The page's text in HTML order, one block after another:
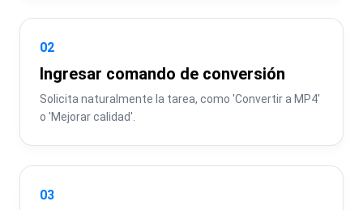
02
Ingresar comando de conversión
Solicita naturalmente la tarea, como 'Convertir a MP4'
o 'Mejorar calidad'.
03